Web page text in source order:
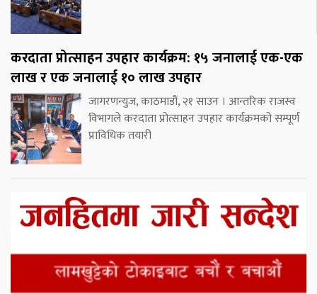
करदाता प्रोत्साहन उपहार कार्यक्रम: १५ जनालाई एक-एक
लाख र एक जनालाई १० लाख उपहार
जागरणन्युज, काठमाडौं, २१ साउन । आन्तरिक राजस्व
विभागले करदाता प्रोत्साहन उपहार कार्यक्रमको सम्पूर्ण
प्राविधिक तयारी